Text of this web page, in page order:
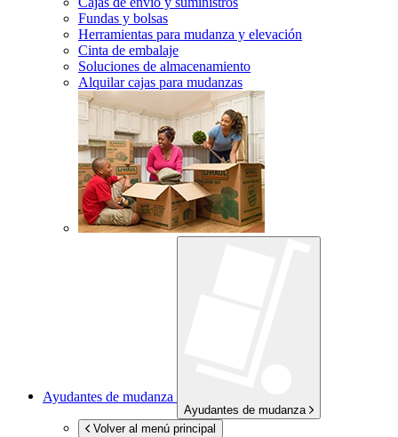
Fundas y bolsas
Herramientas para mudanza y elevación
Cinta de embalaje
Soluciones de almacenamiento
Alquilar cajas para mudanzas
Ayudantes de mudanza
Ayudantes de mudanza
Volver al menú principal